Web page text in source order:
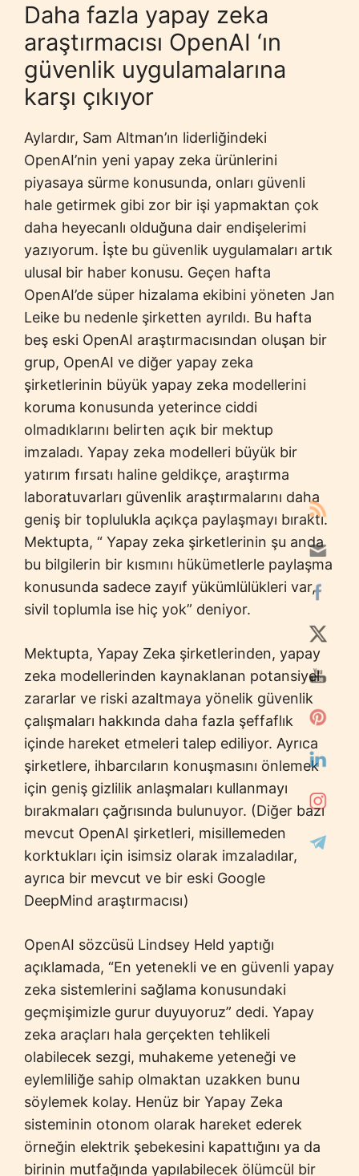
Daha fazla yapay zeka
araştırmacısı OpenAI ‘ın
güvenlik uygulamalarına
karşı çıkıyor
Aylardır, Sam Altman’ın liderliğindeki
OpenAI’nin yeni yapay zeka ürünlerini
piyasaya sürme konusunda, onları güvenli
hale getirmek gibi zor bir işi yapmaktan çok
daha heyecanlı olduğuna dair endişelerimi
yazıyorum. İşte bu güvenlik uygulamaları artık
ulusal bir haber konusu. Geçen hafta
OpenAI’de süper hizalama ekibini yöneten Jan
Leike bu nedenle şirketten ayrıldı. Bu hafta
beş eski OpenAI araştırmacısından oluşan bir
grup, OpenAI ve diğer yapay zeka
şirketlerinin büyük yapay zeka modellerini
koruma konusunda yeterince ciddi
olmadıklarını belirten açık bir mektup
imzaladı. Yapay zeka modelleri büyük bir
yatırım fırsatı haline geldikçe, araştırma
laboratuvarları güvenlik araştırmalarını daha
geniş bir toplulukla açıkça paylaşmayı bıraktı.
Mektupta, “ Yapay zeka şirketlerinin şu anda
bu bilgilerin bir kısmını hükümetlerle paylaşma
konusunda sadece zayıf yükümlülükleri var,
sivil toplumla ise hiç yok” deniyor.
Mektupta, Yapay Zeka şirketlerinden, yapay
zeka modellerinden kaynaklanan potansiyel
zararlar ve riski azaltmaya yönelik güvenlik
çalışmaları hakkında daha fazla şeffaflık
içinde hareket etmeleri talep ediliyor. Ayrıca
şirketlere, ihbarcıların konuşmasını önlemek
için geniş gizlilik anlaşmaları kullanmayı
bırakmaları çağrısında bulunuyor. (Diğer bazı
mevcut OpenAI şirketleri, misillemeden
korktukları için isimsiz olarak imzaladılar,
ayrıca bir mevcut ve bir eski Google
DeepMind araştırmacısı)
OpenAI sözcüsü Lindsey Held yaptığı
açıklamada, “En yetenekli ve en güvenli yapay
zeka sistemlerini sağlama konusundaki
geçmişimizle gurur duyuyoruz” dedi. Yapay
zeka araçları hala gerçekten tehlikeli
olabilecek sezgi, muhakeme yeteneği ve
eylemliliğe sahip olmaktan uzakken bunu
söylemek kolay. Henüz bir Yapay Zeka
sisteminin otonom olarak hareket ederek
örneğin elektrik şebekesini kapattığını ya da
birinin mutfağında yapılabilecek ölümcül bir